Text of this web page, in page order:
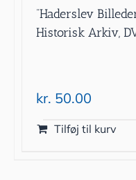
”Haderslev
Historisk Arkiv,
kr. 50.00
Tilføj til kurv